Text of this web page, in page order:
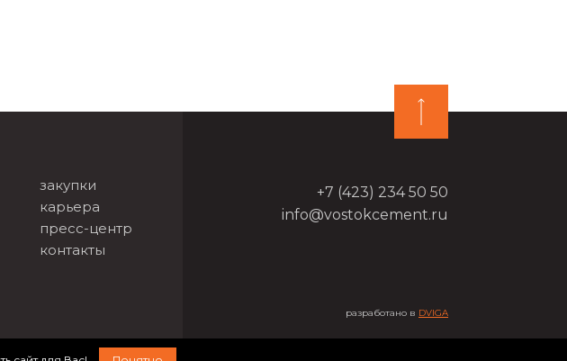
закупки
карьера
пресс-центр
контакты
+7 (423) 234 50 50
info@vostokcement.ru
разработано в DVIGA